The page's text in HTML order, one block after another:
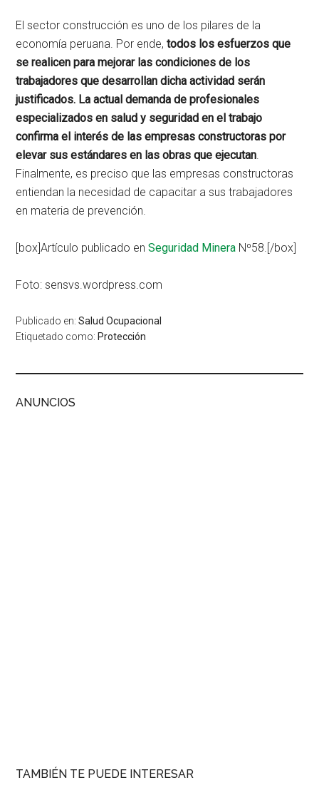
El sector construcción es uno de los pilares de la
economía peruana. Por ende, todos los esfuerzos que
se realicen para mejorar las condiciones de los
trabajadores que desarrollan dicha actividad serán
justificados. La actual demanda de profesionales
especializados en salud y seguridad en el trabajo
confirma el interés de las empresas constructoras por
elevar sus estándares en las obras que ejecutan.
Finalmente, es preciso que las empresas constructoras
entiendan la necesidad de capacitar a sus trabajadores
en materia de prevención.
[box]Artículo publicado enSeguridad Minera Nº58.[/box]
Foto: sensvs.wordpress.com
Publicado en:Salud Ocupacional
Etiquetado como: Protección
ANUNCIOS
TAMBIÉN TE PUEDE INTERESAR